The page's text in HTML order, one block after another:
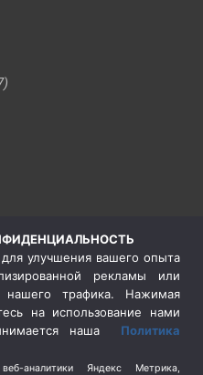
улучшения вашего опыта
рекламы или
нашего трафика. Нажимая
на использование нами
наша Политика
аналитики Яндекс Метрика,